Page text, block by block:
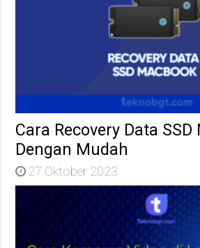
Cara Recovery Data SSD
Dengan Mudah
27 Oktober 2023